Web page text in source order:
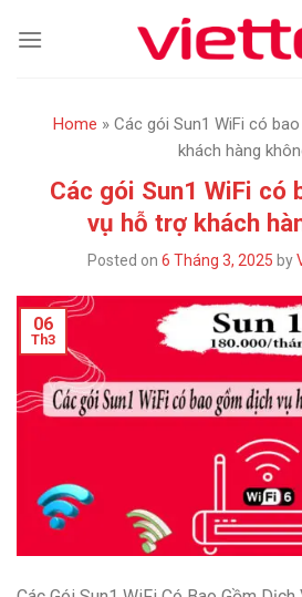
Home » Các gói Sun1 WiFi có
khách hàng
Các gói Sun1 WiFi có
vụ hỗ trợ khách
Posted on 6 Tháng 3, 2025 by
06
Th3